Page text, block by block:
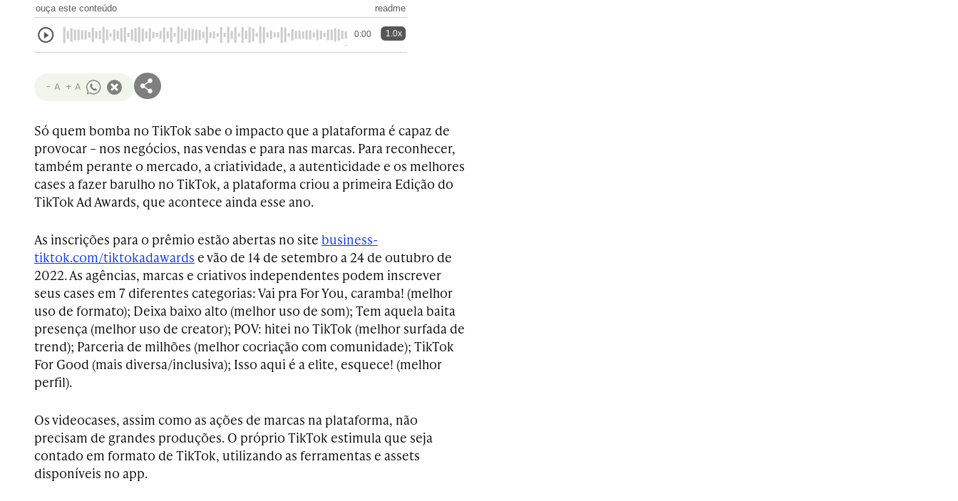
ouça este conteúdo readme
0:00 1.0x
- A + A
Só quem bomba no TikTok sabe o impacto que a plataforma é capaz de
provocar – nos negócios, nas vendas e para nas marcas. Para reconhecer,
também perante o mercado, a criatividade, a autenticidade e os melhores
cases a fazer barulho no TikTok, a plataforma criou a primeira Edição do
TikTok Ad Awards, que acontece ainda esse ano.
As inscrições para o prêmio estão abertas no site business-
tiktok.com/tiktokadawards e vão de 14 de setembro a 24 de outubro de
2022. As agências, marcas e criativos independentes podem inscrever
seus cases em 7 diferentes categorias: Vai pra For You, caramba! (melhor
uso de formato); Deixa baixo alto (melhor uso de som); Tem aquela baita
presença (melhor uso de creator); POV: hitei no TikTok (melhor surfada de
trend); Parceria de milhões (melhor cocriação com comunidade); TikTok
For Good (mais diversa/inclusiva); Isso aqui é a elite, esquece! (melhor
perfil).
Os videocases, assim como as ações de marcas na plataforma, não
precisam de grandes produções. O próprio TikTok estimula que seja
contado em formato de TikTok, utilizando as ferramentas e assets
disponíveis no app.